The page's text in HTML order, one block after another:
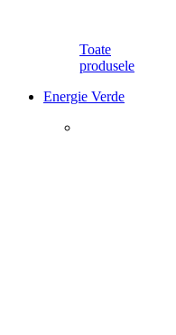
Toate
produsele
Energie Verde